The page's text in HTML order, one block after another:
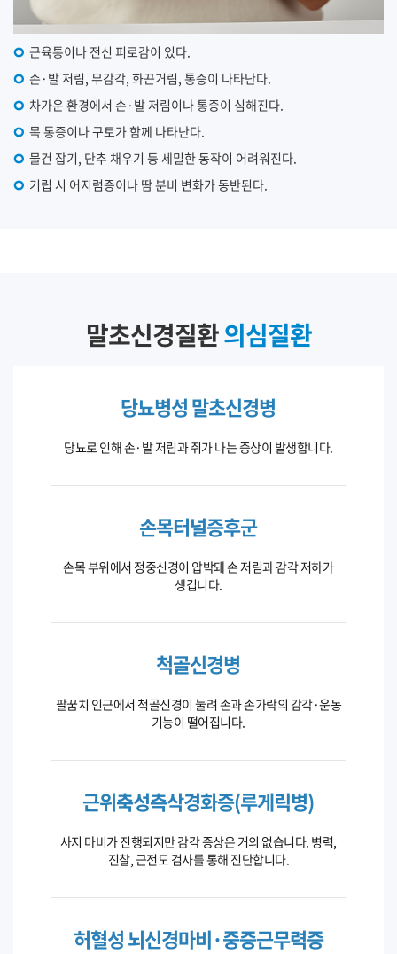
근육통이나 전신 피로감이 있다.
손·발 저림, 무감각, 화끈거림, 통증이 나타난다.
차가운 환경에서 손·발 저림이나 통증이 심해진다.
목 통증이나 구토가 함께 나타난다.
물건 잡기, 단추 채우기 등 세밀한 동작이 어려워진다.
기립 시 어지럼증이나 땀 분비 변화가 동반된다.
말초신경질환의심질환
당뇨병성 말초신경병
당뇨로 인해 손·발 저림과 쥐가 나는 증상이 발생합니다.
손목터널증후군
손목 부위에서 정중신경이 압박돼 손 저림과 감각 저하가
생깁니다.
척골신경병
팔꿈치 인근에서 척골신경이 눌려 손과 손가락의 감각·운동
기능이 떨어집니다.
근위축성측삭경화증(루게릭병)
사지 마비가 진행되지만 감각 증상은 거의 없습니다. 병력,
진찰, 근전도 검사를 통해 진단합니다.
허혈성 뇌신경마비·중증근무력증